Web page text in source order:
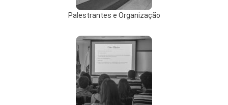
Palestrantes e Organização